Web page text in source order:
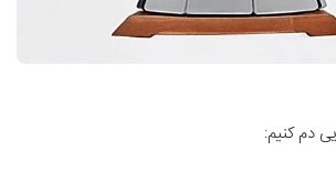
دم کنیم: